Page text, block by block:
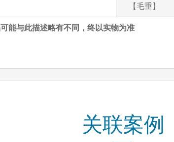
【毛重】
能与此描述略有不同，终以实物为准
关联案例